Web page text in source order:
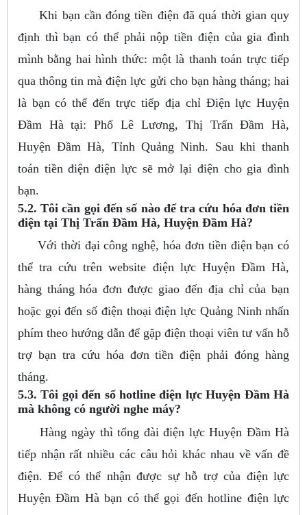
Khi bạn cần đóng tiền điện đã quá thời gian quy
định thì bạn có thể phải nộp tiền điện của gia đình
mình bằng hai hình thức: một là thanh toán trực tiếp
qua thông tin mà điện lực gửi cho bạn hàng tháng; hai
là bạn có thể đến trực tiếp địa chỉ Điện lực Huyện
Đầm Hà tại: Phố Lê Lương, Thị Trấn Đầm Hà,
Huyện Đầm Hà, Tỉnh Quảng Ninh. Sau khi thanh
toán tiền điện điện lực sẽ mở lại điện cho gia đình
bạn.
5.2. Tôi cần gọi đến số nào để tra cứu hóa đơn tiền
điện tại Thị Trấn Đầm Hà, Huyện Đầm Hà?
Với thời đại công nghệ, hóa đơn tiền điện bạn có
thể tra cứu trên website điện lực Huyện Đầm Hà,
hàng tháng hóa đơn được giao đến địa chỉ của bạn
hoặc gọi đến số điện thoại điện lực Quảng Ninh nhấn
phím theo hướng dẫn để gặp điện thoại viên tư vấn hỗ
trợ bạn tra cứu hóa đơn tiền điện phải đóng hàng
tháng.
5.3. Tôi gọi đến số hotline điện lực Huyện Đầm Hà
mà không có người nghe máy?
Hàng ngày thì tổng đài điện lực Huyện Đầm Hà
tiếp nhận rất nhiều các câu hỏi khác nhau về vấn đề
điện. Để có thể nhận được sự hỗ trợ của điện lực
Huyện Đầm Hà bạn có thể gọi đến hotline điện lực